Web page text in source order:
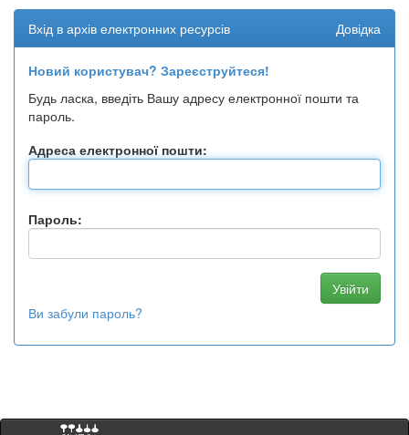
Вхід в архів електронних ресурсів Довідка
Новий користувач? Зареєструйтеся!
Будь ласка, введіть Вашу адресу електронної пошти та
пароль.
Адреса електронної пошти:
Пароль:
Ви забули пароль?